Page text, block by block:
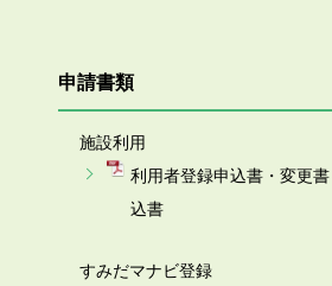
申請書類
施設利用
利用者登録申込書・変更
込書
すみだマナビ登録